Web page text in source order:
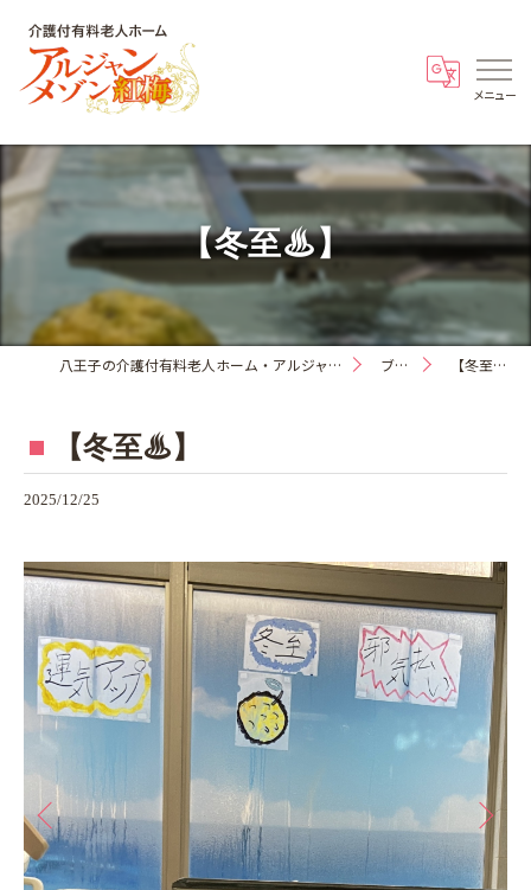
【冬至♨】
八王子の介護付有料老人ホーム・アルジャンメゾン紅梅 ブログ 【冬至♨】
【冬至♨】
2025/12/25